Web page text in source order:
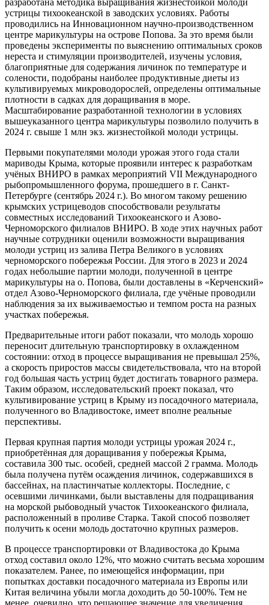
устрицы тихоокеанской в заводских условиях. Работы
проводились на Инновационном научно-производственном
центре марикультуры на острове Попова. За это время были
проведены эксперименты по выяснению оптимальных сроков
нереста и стимуляции производителей, изучены условия,
благоприятные для содержания личинок по температуре и
солености, подобраны наиболее продуктивные диеты из
культивируемых микроводорослей, определены оптимальные
плотности в садках для доращивания в море.
Масштабирование разработанной технологии в условиях
вышеуказанного центра марикультуры позволило получить в
2024 г. свыше 1 млн экз. жизнестойкой молоди устрицы.
Первыми покупателями молоди урожая этого года стали
мариводы Крыма, которые проявили интерес к разработкам
учёных ВНИРО в рамках мероприятий VII Международного
рыбопромышленного форума, прошедшего в г. Санкт-
Петербурге (сентябрь 2024 г.). Во многом такому решению
крымских устрицеводов способствовали результаты
совместных исследований Тихоокеанского и Азово-
Черноморского филиалов ВНИРО. В ходе этих научных работ
научные сотрудники оценили возможности выращивания
молоди устриц из залива Петра Великого в условиях
черноморского побережья России. Для этого в 2023 и 2024
годах небольшие партии молоди, полученной в центре
марикультуры на о. Попова, были доставлены в «Керченский»
отдел Азово-Черноморского филиала, где учёные проводили
наблюдения за их выживаемостью и темпом роста на разных
участках побережья.
Предварительные итоги работ показали, что молодь хорошо
переносит длительную транспортировку в охлажденном
состоянии: отход в процессе выращивания не превышал 25%,
а скорость приростов массы свидетельствовала, что на второй
год большая часть устриц будет достигать товарного размера.
Таким образом, исследовательский проект показал, что
культивирование устриц в Крыму из посадочного материала,
полученного во Владивостоке, имеет вполне реальные
перспективы.
Первая крупная партия молоди устрицы урожая 2024 г.,
приобретённая для доращивания у побережья Крыма,
составила 300 тыс. особей, средней массой 2 грамма. Молодь
была получена путём осаждения личинок, содержавшихся в
бассейнах, на пластинчатые коллекторы. Последние, с
осевшими личинками, были выставлены для подращивания
на морской рыбоводный участок Тихоокеанского филиала,
расположенный в проливе Старка. Такой способ позволяет
получить к осени молодь достаточно крупных размеров.
В процессе транспортировки от Владивостока до Крыма
отход составил около 12%, что можно считать весьма хорошим
показателем. Ранее, по имеющейся информации, при
попытках доставки посадочного материала из Европы или
Китая величина убыли могла доходить до 50-100%. Тем не
менее, очевидно, что решающее значение для увеличения